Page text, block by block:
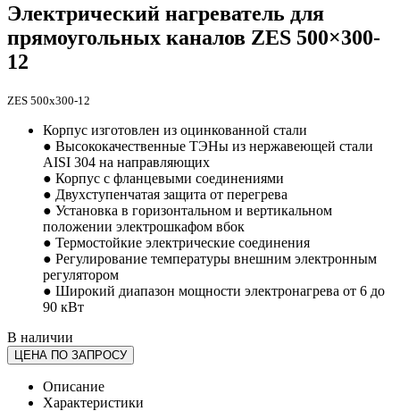
Электрический нагреватель для
прямоугольных каналов ZES 500×300-
12
ZES 500x300-12
Корпус изготовлен из оцинкованной стали
● Высококачественные ТЭНы из нержавеющей стали
AISI 304 на направляющих
● Корпус с фланцевыми соединениями
● Двухступенчатая защита от перегрева
● Установка в горизонтальном и вертикальном
положении электрошкафом вбок
● Термостойкие электрические соединения
● Регулирование температуры внешним электронным
регулятором
● Широкий диапазон мощности электронагрева от 6 до
90 кВт
В наличии
ЦЕНА ПО ЗАПРОСУ
Описание
Характеристики